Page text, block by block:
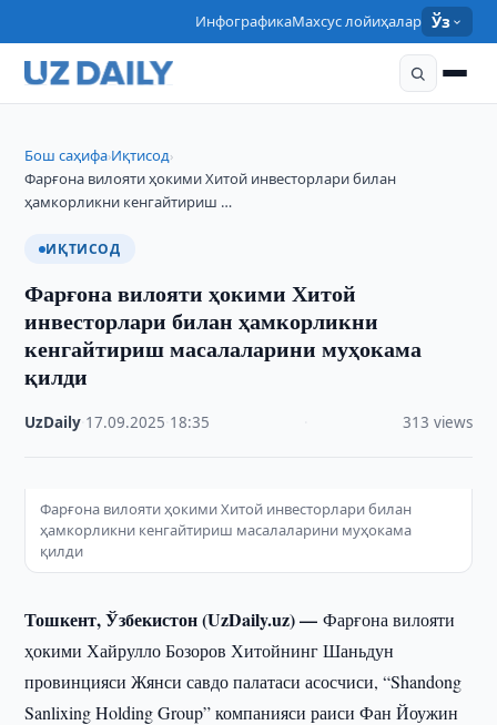
ИнфографикаМахсус лойиҳалар Ўз
Бош саҳифа›Иқтисод›
Фарғона вилояти ҳокими Хитой инвесторлари билан
ҳамкорликни кенгайтириш …
ИҚТИСОД
Фарғона вилояти ҳокими Хитой
инвесторлари билан ҳамкорликни
кенгайтириш масалаларини муҳокама
қилди
UzDaily 17.09.2025 18:35 313 views
Фарғона вилояти ҳокими Хитой инвесторлари билан
ҳамкорликни кенгайтириш масалаларини муҳокама
қилди
Тошкент, Ўзбекистон (UzDaily.uz) —Фарғона вилояти
ҳокими Хайрулло Бозоров Хитойнинг Шаньдун
провинцияси Жянси савдо палатаси асосчиси, “Shandong
Sanlixing Holding Group” компанияси раиси Фан Йоужин